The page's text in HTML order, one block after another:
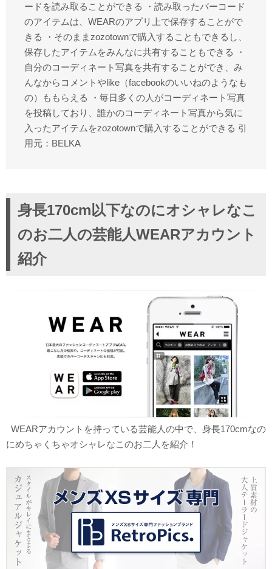
ードを読み取ることができる ・読み取ったバーコード
のアイテムは、WEARのアプリ上で保存することがで
きる ・そのままzozotownで購入することもできるし、
保存したアイテムをみんなに共有することもできる ・
自分のコーディネート写真を共有することができ、み
んなからコメントやlike（facebookのいいねのようなも
の）ももらえる ・毎日多くの人がコーディネート写真
を投稿しており、誰かのコーディネート写真から気に
入ったアイテムをzozotownで購入することができる 引
用元：BELKA
身長170cm以下なのにオシャレなこ
のお二人の芸能人WEARアカウント
紹介
WEARアカウントを持っている芸能人の中で、身長170cmなの
にめちゃくちゃオシャレなこのお二人を紹介！